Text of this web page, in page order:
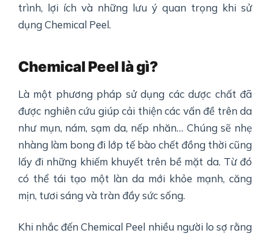
trình, lợi ích và những lưu ý quan trọng khi sử
dụng Chemical Peel.
Chemical Peel là gì?
Là một phương pháp sử dụng các dược chất đã
được nghiên cứu giúp cải thiện các vấn đề trên da
như mụn, nám, sạm da, nếp nhăn… Chúng sẽ nhẹ
nhàng làm bong đi lớp tế bào chết đồng thời cũng
lấy đi những khiếm khuyết trên bề mặt da. Từ đó
có thể tái tạo một làn da mới khỏe mạnh, căng
mịn, tươi sáng và tràn đầy sức sống.
Khi nhắc đến Chemical Peel nhiều người lo sợ rằng